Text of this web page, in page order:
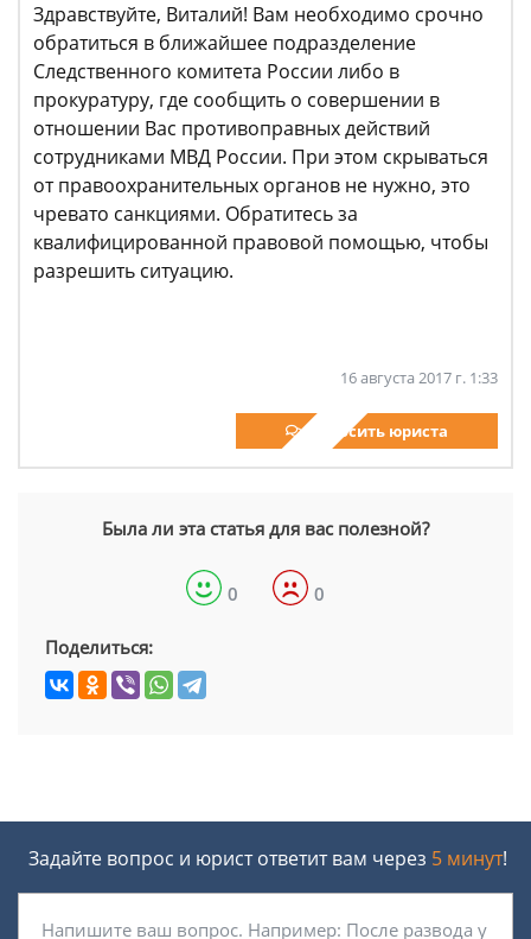
Здравствуйте, Виталий! Вам необходимо срочно
обратиться в ближайшее подразделение
Следственного комитета России либо в
прокуратуру, где сообщить о совершении в
отношении Вас противоправных действий
сотрудниками МВД России. При этом скрываться
от правоохранительных органов не нужно, это
чревато санкциями. Обратитесь за
квалифицированной правовой помощью, чтобы
разрешить ситуацию.
16 августа 2017 г. 1:33
Спросить юриста
Была ли эта статья для вас полезной?
0 0
Поделиться:
Задайте вопрос и юрист ответит вам через 5 минут!